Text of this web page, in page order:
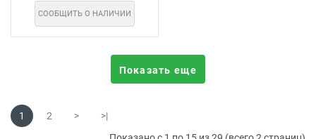
СООБЩИТЬ О НАЛИЧИИ
Показать еще
1 2 >
>|